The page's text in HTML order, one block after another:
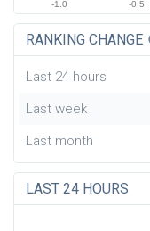
-1.0 -0.5
RANKING CHANGE
Last 24 hours
Last week
Last month
LAST 24 HOURS